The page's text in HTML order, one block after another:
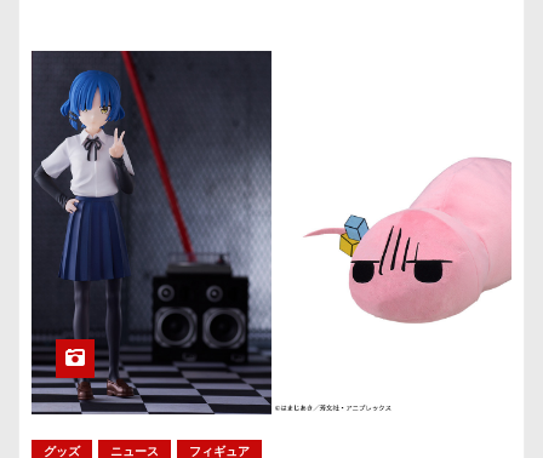
グッズ ニュース フィギュア